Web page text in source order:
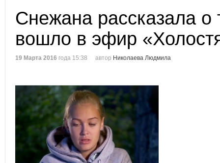
Снежана рассказала о
вошло в эфир
19 Марта 2016 года 15:38 автор Николаева Людмила